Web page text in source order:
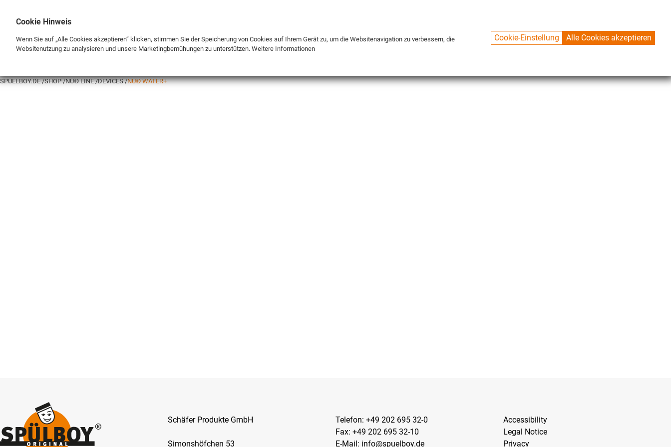
SPUELBOY.DE SHOP NU® LINE DEVICES NU® WATER+
Schäfer Produkte GmbH
Simonshöfchen 53
Telefon: +49 202 695 32-0
Fax: +49 202 695 32-10
E-Mail: info@spuelboy.de
Accessibility
Legal Notice
Privacy
Cookie Hinweis
Wenn Sie auf „Alle Cookies akzeptieren“ klicken, stimmen Sie der Speicherung von Cookies auf Ihrem Gerät zu, um die Websitenavigation zu verbessern, die
Websitenutzung zu analysieren und unsere Marketingbemühungen zu unterstützen. Weitere Informationen
Cookie-Einstellung Alle Cookies akzeptieren